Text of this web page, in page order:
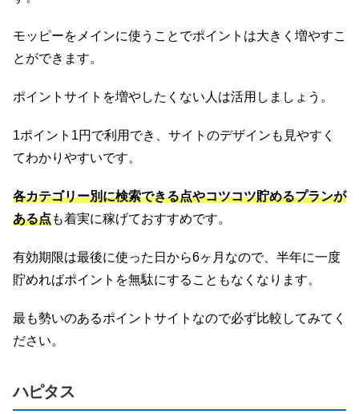
モッピーをメインに使うことでポイントは大きく増やすこ
とができます。
ポイントサイトを増やしたくない人は活用しましょう。
1ポイント1円で利用でき、サイトのデザインも見やすく
てわかりやすいです。
各カテゴリー別に検索できる点やコツコツ貯めるプランが
ある点も着実に稼げておすすめです。
有効期限は最後に使った日から6ヶ月なので、半年に一度
貯めればポイントを無駄にすることもなくなります。
最も勢いのあるポイントサイトなので必ず比較してみてく
ださい。
ハピタス